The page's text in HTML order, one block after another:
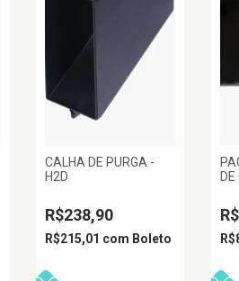
CALHA DE PURGA -
H2D
R$238,90
R$215,01 com Boleto